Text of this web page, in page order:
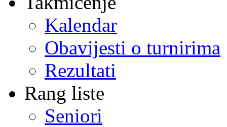
Kalendar
Obavijesti o turnirima
Rezultati
Rang liste
Seniori